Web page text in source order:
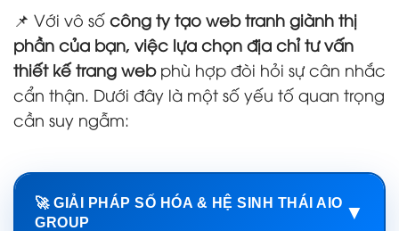
📌 Với vô số công ty tạo web tranh giành thị
phần của bạn, việc lựa chọn địa chỉ tư vấn
thiết kế trang webphù hợp đòi hỏi sự cân nhắc
cẩn thận. Dưới đây là một số yếu tố quan trọng
cần suy ngẫm:
🚀 GIẢI PHÁP SỐ HÓA & HỆ SINH THÁI AIO
GROUP
▼